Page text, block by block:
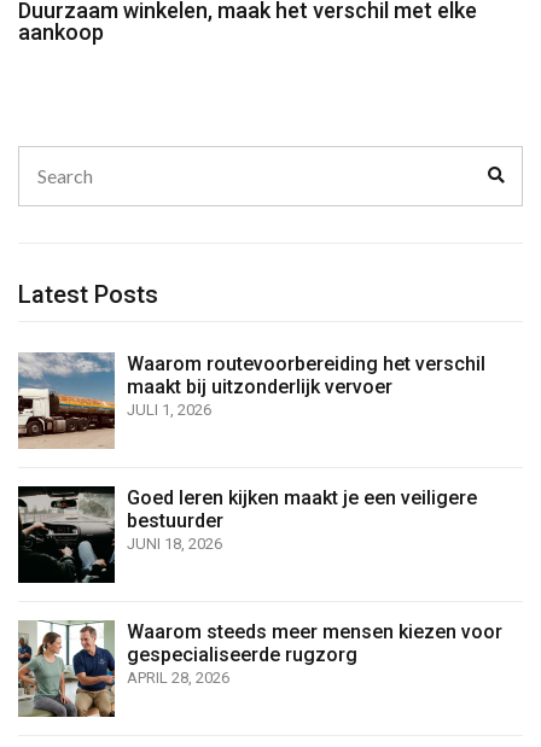
Duurzaam winkelen, maak het verschil met elke
aankoop
for:
Latest Posts
Waarom routevoorbereiding het verschil
maakt bij uitzonderlijk vervoer
JULI 1, 2026
Goed leren kijken maakt je een veiligere
bestuurder
JUNI 18, 2026
Waarom steeds meer mensen kiezen voor
gespecialiseerde rugzorg
APRIL 28, 2026